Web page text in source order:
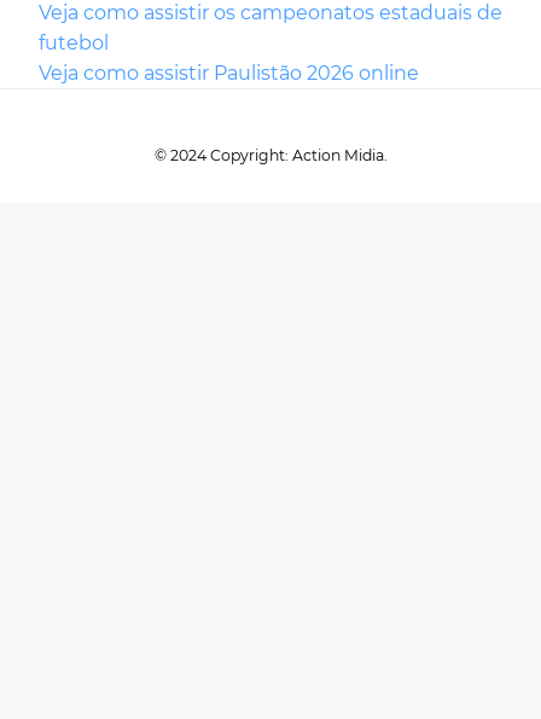
Veja como assistir os campeonatos estaduais de
futebol
Veja como assistir Paulistão 2026 online
© 2024 Copyright: Action Midia.